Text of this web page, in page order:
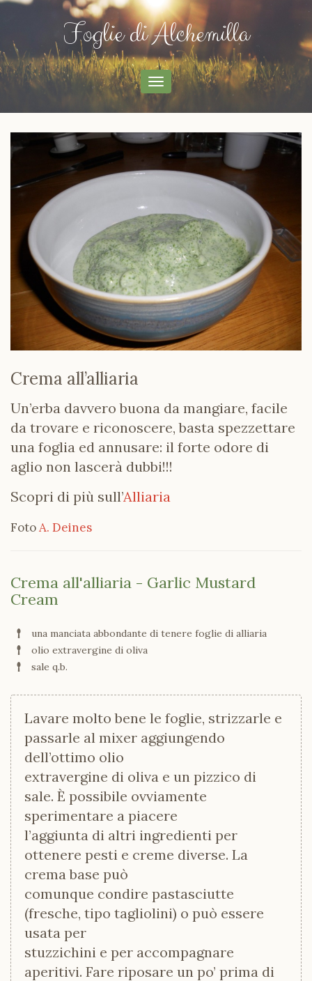
Foglie di Alchemilla
menu
di
navigazione
Crema all’alliaria
Un’erba davvero buona da mangiare, facile
da trovare e riconoscere, basta spezzettare
una foglia ed annusare: il forte odore di
aglio non lascerà dubbi!!!
Scopri di più sull’Alliaria
FotoA. Deines
Crema all'alliaria - Garlic Mustard
Cream
una manciata abbondante di tenere foglie di alliaria
olio extravergine di oliva
sale q.b.
Lavare molto bene le foglie, strizzarle e
passarle al mixer aggiungendo
dell’ottimo olio
extravergine di oliva e un pizzico di
sale. È possibile ovviamente
sperimentare a piacere
l’aggiunta di altri ingredienti per
ottenere pesti e creme diverse. La
crema base può
comunque condire pastasciutte
(fresche, tipo tagliolini) o può essere
usata per
stuzzichini e per accompagnare
aperitivi. Fare riposare un po’ prima di